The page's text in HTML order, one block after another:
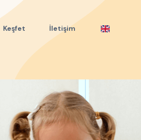
Keşfet İletişim